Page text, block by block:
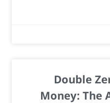
Double
Money: The